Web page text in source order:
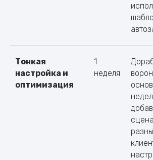
Тонкая
настройка и
оптимизация
1
неделя